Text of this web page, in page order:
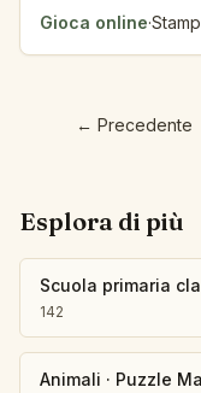
Gioca online·
← Precedente
Esplora di più
Scuola primaria
142
Animali · Puzzle